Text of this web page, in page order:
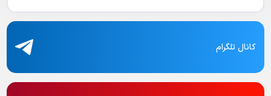
کانال تلگرام